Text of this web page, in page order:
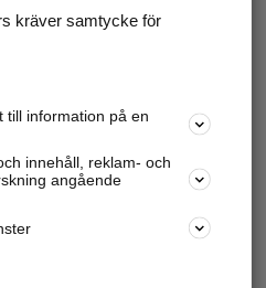
kräver samtycke för
till information på en
innehåll, reklam- och
angående